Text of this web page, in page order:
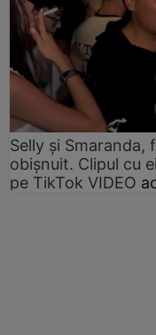
Selly și
obișnuit. Clipul cu
pe TikTok VIDEO